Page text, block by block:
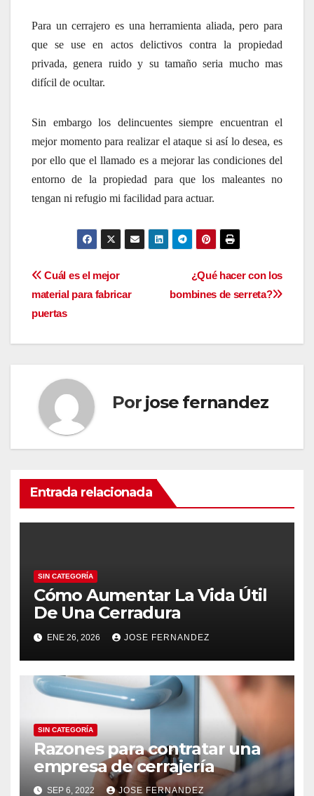
Para un cerrajero es una herramienta aliada, pero para
que se use en actos delictivos contra la propiedad
privada, genera ruido y su tamaño seria mucho mas
difícil de ocultar.
Sin embargo los delincuentes siempre encuentran el
mejor momento para realizar el ataque si así lo desea, es
por ello que el llamado es a mejorar las condiciones del
entorno de la propiedad para que los maleantes no
tengan ni refugio mi facilidad para actuar.
Navegación
de
entradas
¿Qué hacer con los
bombines de serreta?
Cuál es el mejor
material para fabricar
puertas
Por jose fernandez
Entrada relacionada
SIN CATEGORÍA
Cómo Aumentar La Vida Útil
De Una Cerradura
ENE 26, 2026 JOSE FERNANDEZ
SIN CATEGORÍA
Razones para contratar una
empresa de cerrajería
SEP 6, 2022 JOSE FERNANDEZ